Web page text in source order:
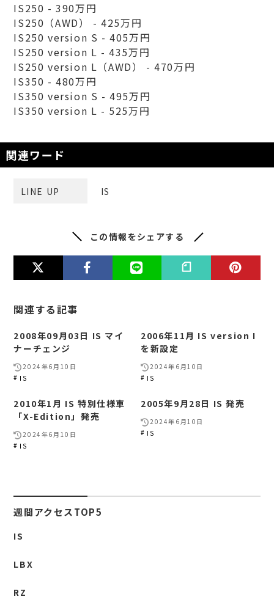
IS250 - 390万円
IS250（AWD） - 425万円
IS250 version S - 405万円
IS250 version L - 435万円
IS250 version L（AWD） - 470万円
IS350 - 480万円
IS350 version S - 495万円
IS350 version L - 525万円
関連ワード
LINE UP IS
この情報をシェアする
関連する記事
2008年09月03日 IS マイ
ナーチェンジ
2024年6月10日
IS
2006年11月 IS version I
を新設定
2024年6月10日
IS
2010年1月 IS 特別仕様車
「X-Edition」発売
2024年6月10日
IS
2005年9月28日 IS 発売
2024年6月10日
IS
週間アクセスTOP5
IS
LBX
RZ